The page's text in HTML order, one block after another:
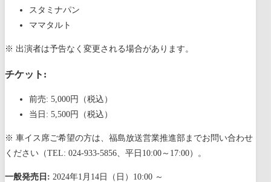
スタミナパン
ママタルト
※ 出演者は予告なく変更される場合があります。
チケット:
前売: 5,000円（税込）
当日: 5,500円（税込）
※ 車イス席ご希望の方は、福島放送営業推進部までお問い合わせ
ください（TEL: 024-933-5856、平日10:00～17:00）。
一般発売日: 2024年1月14日（日）10:00 ～